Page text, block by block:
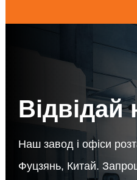
Відвідай
Наш завод і офіси
Фуцзянь, Китай.